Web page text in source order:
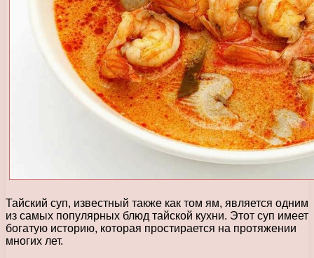
Тайский суп, известный также как том ям, является одним
из самых популярных блюд тайской кухни. Этот суп имеет
богатую историю, которая простирается на протяжении
многих лет.